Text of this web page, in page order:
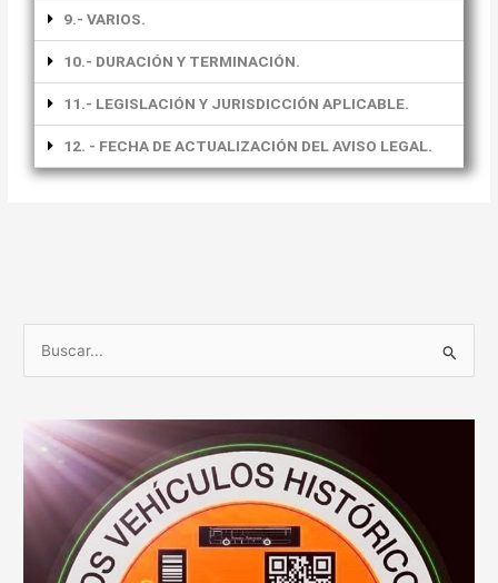
9.- VARIOS.
10.- DURACIÓN Y TERMINACIÓN.
11.- LEGISLACIÓN Y JURISDICCIÓN APLICABLE.
12. - FECHA DE ACTUALIZACIÓN DEL AVISO LEGAL.
a